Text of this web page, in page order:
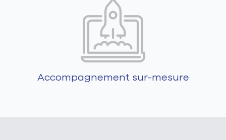
Accompagnement sur-mesure